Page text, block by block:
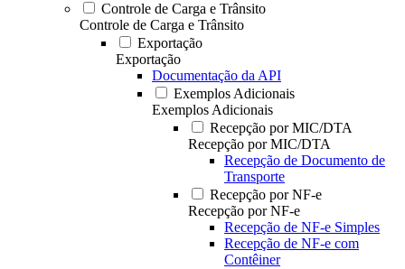
Controle de Carga e Trânsito
Controle de Carga e Trânsito
Exportação
Exportação
Documentação da API
Exemplos Adicionais
Exemplos Adicionais
Recepção por MIC/DTA
Recepção por MIC/DTA
Recepção de Documento de
Transporte
Recepção por NF-e
Recepção por NF-e
Recepção de NF-e Simples
Recepção de NF-e com
Contêiner